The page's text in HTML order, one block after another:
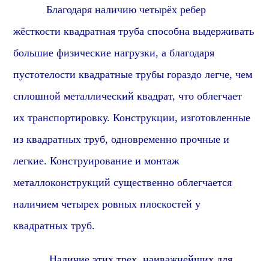
Благодаря наличию четырёх ребер
жёсткости квадратная труба способна выдерживать
большие физические нагрузки, а благодаря
пустотелости квадратные трубы гораздо легче, чем
сплошной металлический квадрат, что облегчает
их транспортировку. Конструкции, изготовленные
из квадратных труб, одновременно прочные и
легкие. Конструирование и монтаж
металлоконструкций существенно облегчается
наличием четырех ровных плоскостей у
квадратных труб.